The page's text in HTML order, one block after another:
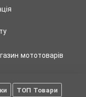
грає важливу
їзди.
і простий
поїздки. У
вибір рукавичок
рукавички
у їх якості та
мототоварів
ТОП Товари